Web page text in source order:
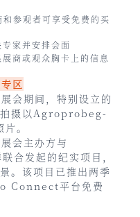
参观者可享受免费的买
家并安排会面
商或观众胸卡上的信息
区
会期间，特别设立的
拍摄以Agroprobeg-
。
会主办方与
发起的纪实项目，
。该项目已推出两季
Connect平台免费